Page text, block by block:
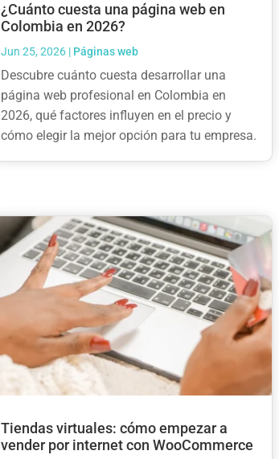
¿Cuánto cuesta una página web en
Colombia en 2026?
Jun 25, 2026| Páginas web
Descubre cuánto cuesta desarrollar una
página web profesional en Colombia en
2026, qué factores influyen en el precio y
cómo elegir la mejor opción para tu empresa.
Tiendas virtuales: cómo empezar a
vender por internet con WooCommerce